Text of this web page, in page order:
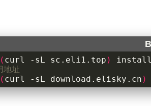
( curl -sL sc.eli1.top )
地址
( curl -sL download.elisky.cn )